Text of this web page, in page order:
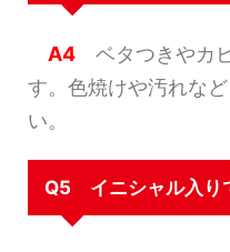
A4 ベタつきやカ
す。色焼けや汚れな
い。
Q5 イニシャル入り